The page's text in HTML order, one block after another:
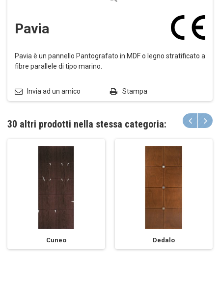
Pavia
Pavia è un pannello Pantografato in MDF o legno stratificato a
fibre parallele di tipo marino.
Invia ad un amico Stampa
30 altri prodotti nella stessa categoria:
Cuneo Dedalo